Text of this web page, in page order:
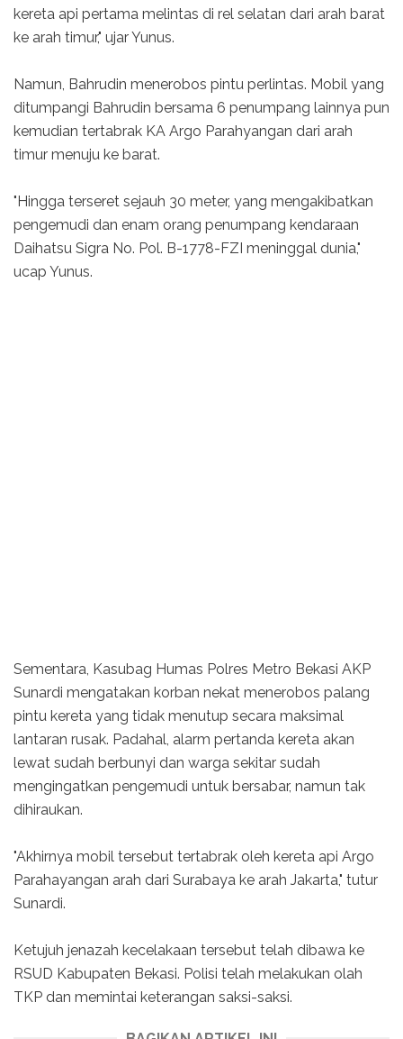
kereta api pertama melintas di rel selatan dari arah barat
ke arah timur," ujar Yunus.
Namun, Bahrudin menerobos pintu perlintas. Mobil yang
ditumpangi Bahrudin bersama 6 penumpang lainnya pun
kemudian tertabrak KA Argo Parahyangan dari arah
timur menuju ke barat.
"Hingga terseret sejauh 30 meter, yang mengakibatkan
pengemudi dan enam orang penumpang kendaraan
Daihatsu Sigra No. Pol. B-1778-FZI meninggal dunia,"
ucap Yunus.
Sementara, Kasubag Humas Polres Metro Bekasi AKP
Sunardi mengatakan korban nekat menerobos palang
pintu kereta yang tidak menutup secara maksimal
lantaran rusak. Padahal, alarm pertanda kereta akan
lewat sudah berbunyi dan warga sekitar sudah
mengingatkan pengemudi untuk bersabar, namun tak
dihiraukan.
"Akhirnya mobil tersebut tertabrak oleh kereta api Argo
Parahayangan arah dari Surabaya ke arah Jakarta," tutur
Sunardi.
Ketujuh jenazah kecelakaan tersebut telah dibawa ke
RSUD Kabupaten Bekasi. Polisi telah melakukan olah
TKP dan memintai keterangan saksi-saksi.